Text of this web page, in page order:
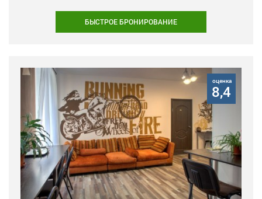
БЫСТРОЕ БРОНИРОВАНИЕ
оценка
8,4